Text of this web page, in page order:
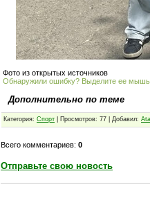
Фото из открытых источников
Обнаружили ошибку? Выделите ее
Дополнительно по теме
Категория: Спорт | Просмотров: 77 | Добавил:
Всего комментариев: 0
Отправьте свою новость